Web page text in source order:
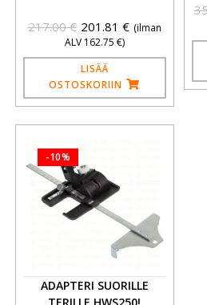
217.00€ 201.81 € (ilman
ALV 162.75 €)
LISÄÄ
OSTOSKORIIN
-10%
ADAPTERI SUORILLE